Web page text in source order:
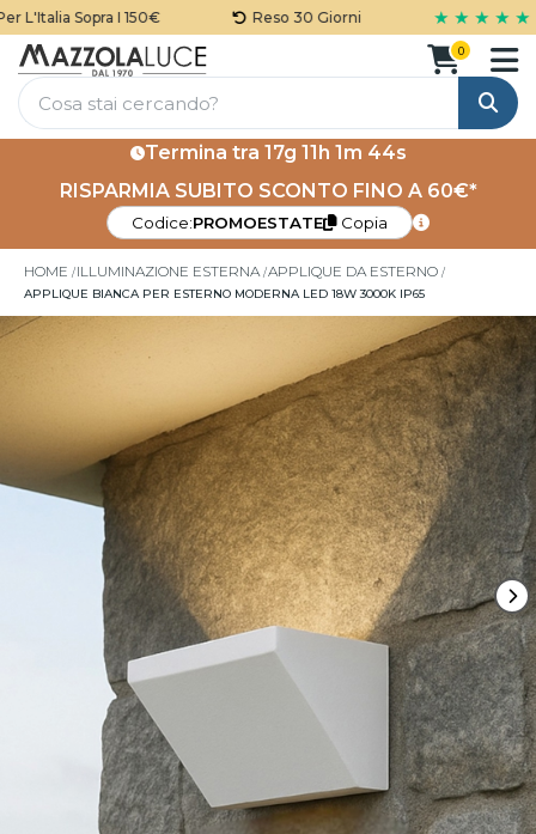
Sopra I 150€ Reso 30 Giorni ★ ★ ★ ★ ★
Cerca
0
Termina tra 17g 11h 1m 44s
RISPARMIA SUBITO SCONTO FINO A 60€*
Codice:PROMOESTATE Copia
HOME ILLUMINAZIONE ESTERNA APPLIQUE DA ESTERNO
APPLIQUE BIANCA PER ESTERNO MODERNA LED 18W 3000K IP65